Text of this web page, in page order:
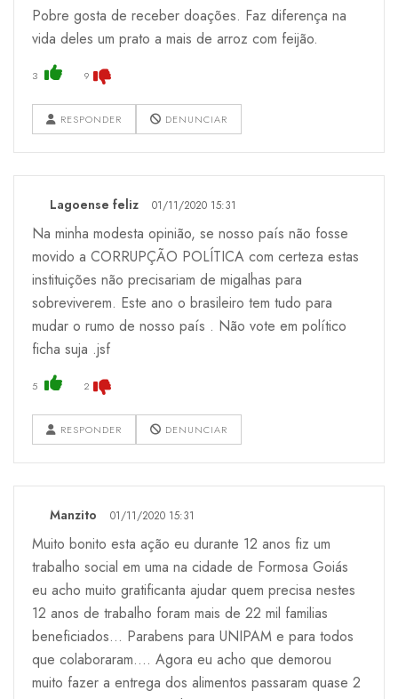
Pobre gosta de receber doações. Faz diferença na
vida deles um prato a mais de arroz com feijão.
3 9
RESPONDER DENUNCIAR
Lagoense feliz 01/11/2020 15:31
Na minha modesta opinião, se nosso país não fosse
movido a CORRUPÇÃO POLÍTICA com certeza estas
instituições não precisariam de migalhas para
sobreviverem. Este ano o brasileiro tem tudo para
mudar o rumo de nosso país . Não vote em político
ficha suja .jsf
5 2
RESPONDER DENUNCIAR
Manzito 01/11/2020 15:31
Muito bonito esta ação eu durante 12 anos fiz um
trabalho social em uma na cidade de Formosa Goiás
eu acho muito gratificanta ajudar quem precisa nestes
12 anos de trabalho foram mais de 22 mil familias
beneficiados... Parabens para UNIPAM e para todos
que colaboraram.... Agora eu acho que demorou
muito fazer a entrega dos alimentos passaram quase 2